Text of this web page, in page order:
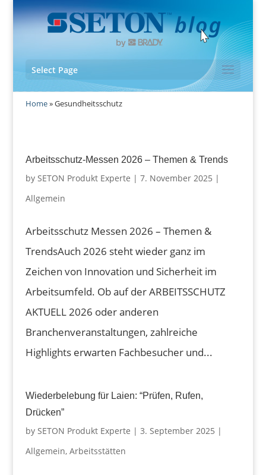
Select Page
Home»Gesundheitsschutz
Arbeitsschutz-Messen 2026 – Themen & Trends
by SETON Produkt Experte | 7. November 2025 |
Allgemein
Arbeitsschutz Messen 2026 – Themen &
TrendsAuch 2026 steht wieder ganz im
Zeichen von Innovation und Sicherheit im
Arbeitsumfeld. Ob auf der ARBEITSSCHUTZ
AKTUELL 2026 oder anderen
Branchenveranstaltungen, zahlreiche
Highlights erwarten Fachbesucher und...
Wiederbelebung für Laien: “Prüfen, Rufen,
Drücken”
by SETON Produkt Experte | 3. September 2025 |
Allgemein, Arbeitsstätten